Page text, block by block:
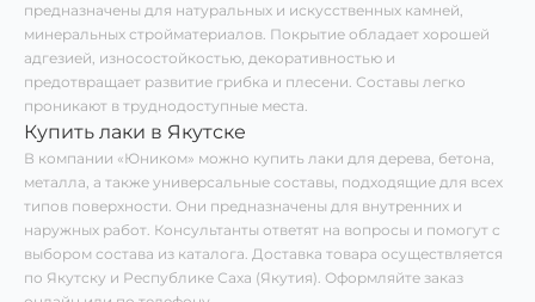
предназначены для натуральных и искусственных камней,
минеральных стройматериалов. Покрытие обладает хорошей
адгезией, износостойкостью, декоративностью и
предотвращает развитие грибка и плесени. Составы легко
проникают в труднодоступные места.
Купить лаки в Якутске
В компании «Юником» можно купить лаки для дерева, бетона,
металла, а также универсальные составы, подходящие для всех
типов поверхности. Они предназначены для внутренних и
наружных работ. Консультанты ответят на вопросы и помогут с
выбором состава из каталога. Доставка товара осуществляется
по Якутску и Республике Саха (Якутия). Оформляйте заказ